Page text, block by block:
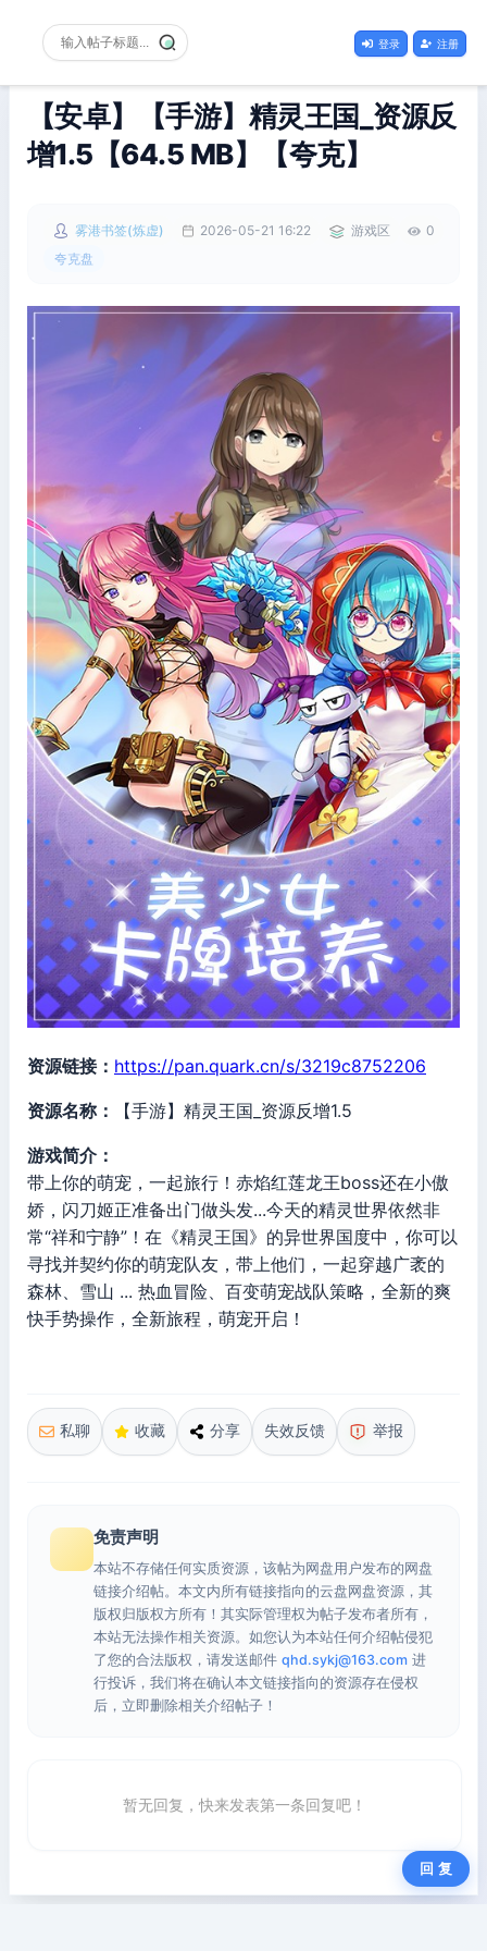
登录 注册
【安卓】【手游】精灵王国_资源反
增1.5【64.5 MB】【夸克】
雾港书签(炼虚) 2026-05-21 16:22 游戏区
0
夸克盘
资源链接： https://pan.quark.cn/s/3219c8752206
资源名称： 【手游】精灵王国_资源反增1.5
游戏简介：
带上你的萌宠，一起旅行！赤焰红莲龙王boss还在小傲
娇，闪刀姬正准备出门做头发...今天的精灵世界依然非
常“祥和宁静”！在《精灵王国》的异世界国度中，你可以
寻找并契约你的萌宠队友，带上他们，一起穿越广袤的
森林、雪山 ... 热血冒险、百变萌宠战队策略，全新的爽
快手势操作，全新旅程，萌宠开启！
私聊 收藏 分享 失效反馈 举报
免责声明
本站不存储任何实质资源，该帖为网盘用户发布的网盘
链接介绍帖。本文内所有链接指向的云盘网盘资源，其
版权归版权方所有！其实际管理权为帖子发布者所有，
本站无法操作相关资源。如您认为本站任何介绍帖侵犯
了您的合法版权，请发送邮件 qhd.sykj@163.com 进
行投诉，我们将在确认本文链接指向的资源存在侵权
后，立即删除相关介绍帖子！
暂无回复，快来发表第一条回复吧！
回 复